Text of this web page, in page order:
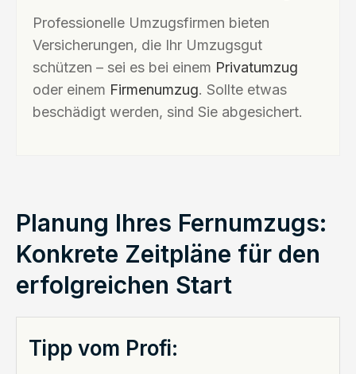
Professionelle Umzugsfirmen bieten
Versicherungen, die Ihr Umzugsgut
schützen – sei es bei einem Privatumzug
oder einem Firmenumzug. Sollte etwas
beschädigt werden, sind Sie abgesichert.
Planung Ihres Fernumzugs:
Konkrete Zeitpläne für den
erfolgreichen Start
Tipp vom Profi: